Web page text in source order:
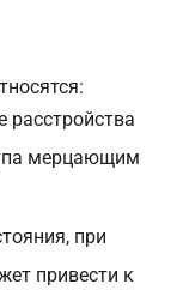
расстройства
мерцающим
при
привести к